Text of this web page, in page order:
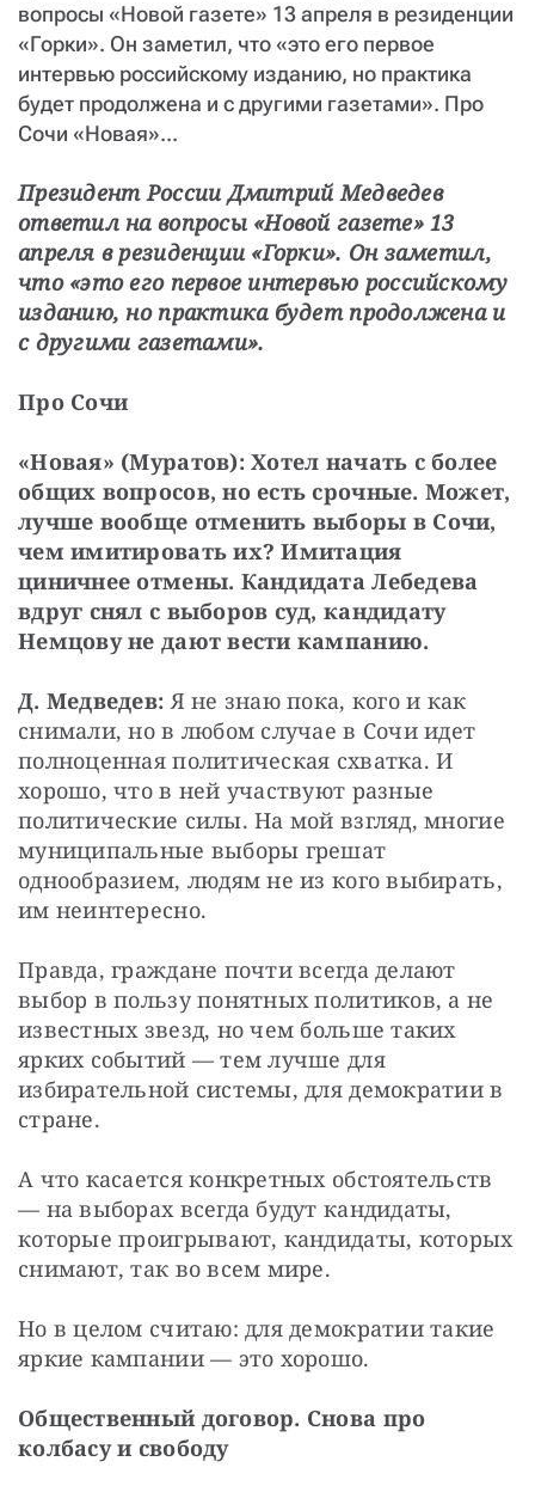
вопросы «Новой газете» 13 апреля в резиденции
«Горки». Он заметил, что «это его первое
интервью российскому изданию, но практика
будет продолжена и с другими газетами». Про
Сочи «Новая»...
Президент России Дмитрий Медведев
ответил на вопросы «Новой газете» 13
апреля в резиденции «Горки». Он заметил,
что «это его первое интервью российскому
изданию, но практика будет продолжена и
с другими газетами».
Про Сочи
«Новая» (Муратов): Хотел начать с более
общих вопросов, но есть срочные. Может,
лучше вообще отменить выборы в Сочи,
чем имитировать их? Имитация
циничнее отмены. Кандидата Лебедева
вдруг снял с выборов суд, кандидату
Немцову не дают вести кампанию.
Д. Медведев: Я не знаю пока, кого и как
снимали, но в любом случае в Сочи идет
полноценная политическая схватка. И
хорошо, что в ней участвуют разные
политические силы. На мой взгляд, многие
муниципальные выборы грешат
однообразием, людям не из кого выбирать,
им неинтересно.
Правда, граждане почти всегда делают
выбор в пользу понятных политиков, а не
известных звезд, но чем больше таких
ярких событий — тем лучше для
избирательной системы, для демократии в
стране.
А что касается конкретных обстоятельств
— на выборах всегда будут кандидаты,
которые проигрывают, кандидаты, которых
снимают, так во всем мире.
Но в целом считаю: для демократии такие
яркие кампании — это хорошо.
Общественный договор. Снова про
колбасу и свободу